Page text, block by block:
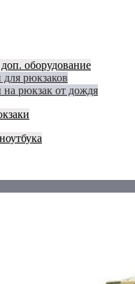
оборудование
рюкзаков
рюкзак от дождя